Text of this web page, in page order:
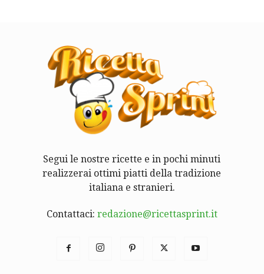
Segui le nostre ricette e in pochi minuti
realizzerai ottimi piatti della tradizione
italiana e stranieri.
Contattaci: redazione@ricettasprint.it